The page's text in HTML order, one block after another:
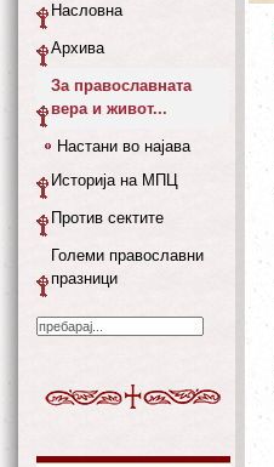
Насловна
Архива
За православната
вера и живот...
Настани во најава
Историја на МПЦ
Против сектите
Големи православни
празници